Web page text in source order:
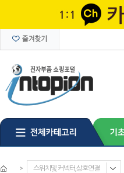
> 스위치및 커넥터,상호연결